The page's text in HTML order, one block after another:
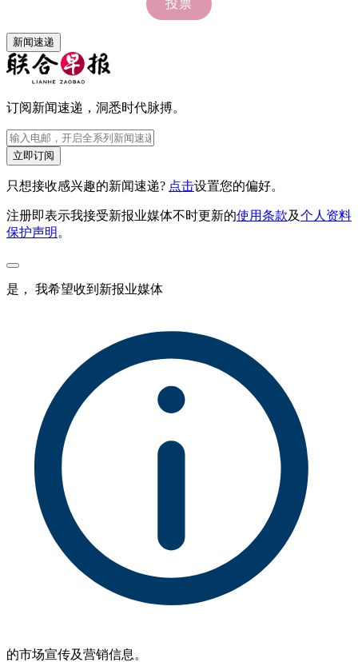
新闻速递
订阅新闻速递，洞悉时代脉搏。
立即订阅
只想接收感兴趣的新闻速递? 点击设置您的偏好。
注册即表示我接受新报业媒体不时更新的使用条款及个人资料
保护声明 。
是， 我希望收到新报业媒体
的市场宣传及营销信息。